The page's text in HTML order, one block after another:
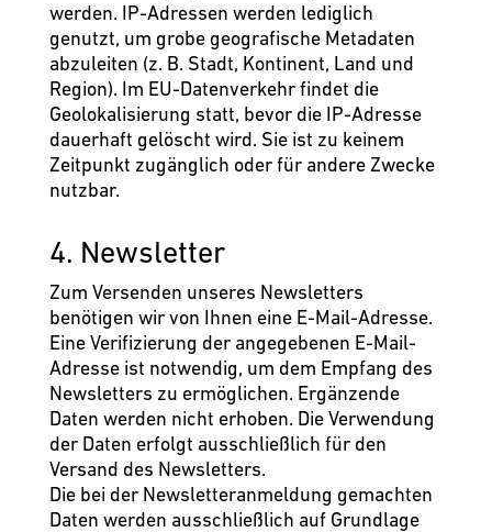
werden. IP-Adressen werden lediglich
genutzt, um grobe geografische Metadaten
abzuleiten (z. B. Stadt, Kontinent, Land und
Region). Im EU-Datenverkehr findet die
Geolokalisierung statt, bevor die IP-Adresse
dauerhaft gelöscht wird. Sie ist zu keinem
Zeitpunkt zugänglich oder für andere Zwecke
nutzbar.
4. Newsletter
Zum Versenden unseres Newsletters
benötigen wir von Ihnen eine E-Mail-Adresse.
Eine Verifizierung der angegebenen E-Mail-
Adresse ist notwendig, um dem Empfang des
Newsletters zu ermöglichen. Ergänzende
Daten werden nicht erhoben. Die Verwendung
der Daten erfolgt ausschließlich für den
Versand des Newsletters.
Die bei der Newsletteranmeldung gemachten
Daten werden ausschließlich auf Grundlage